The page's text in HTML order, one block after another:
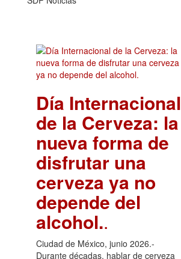
Día Internacional
de la Cerveza: la
nueva forma de
disfrutar una
cerveza ya no
depende del
alcohol..
Ciudad de México, junio 2026.-
Durante décadas, hablar de cerveza